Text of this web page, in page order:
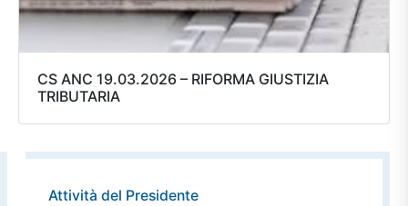
CS ANC 19.03.2026 – RIFORMA GIUSTIZIA
TRIBUTARIA
Attività del Presidente